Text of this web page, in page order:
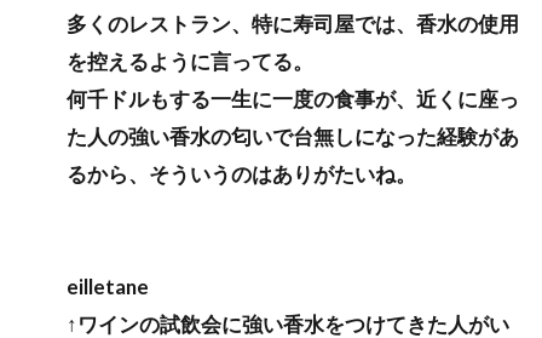
多くのレストラン、特に寿司屋では、香水の使用
を控えるように言ってる。
何千ドルもする一生に一度の食事が、近くに座っ
た人の強い香水の匂いで台無しになった経験があ
るから、そういうのはありがたいね。
eilletane
↑ワインの試飲会に強い香水をつけてきた人がい